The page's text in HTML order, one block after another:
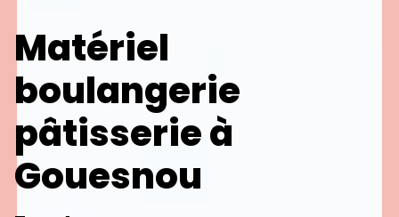
Matériel
boulangerie
pâtisserie à
Gouesnou